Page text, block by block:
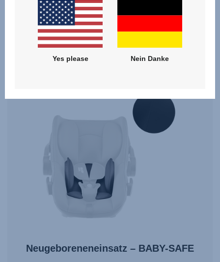
ZUM PRODUKT
Neugeboreneneinsatz – BABY-SAFE
Yes please Nein Danke